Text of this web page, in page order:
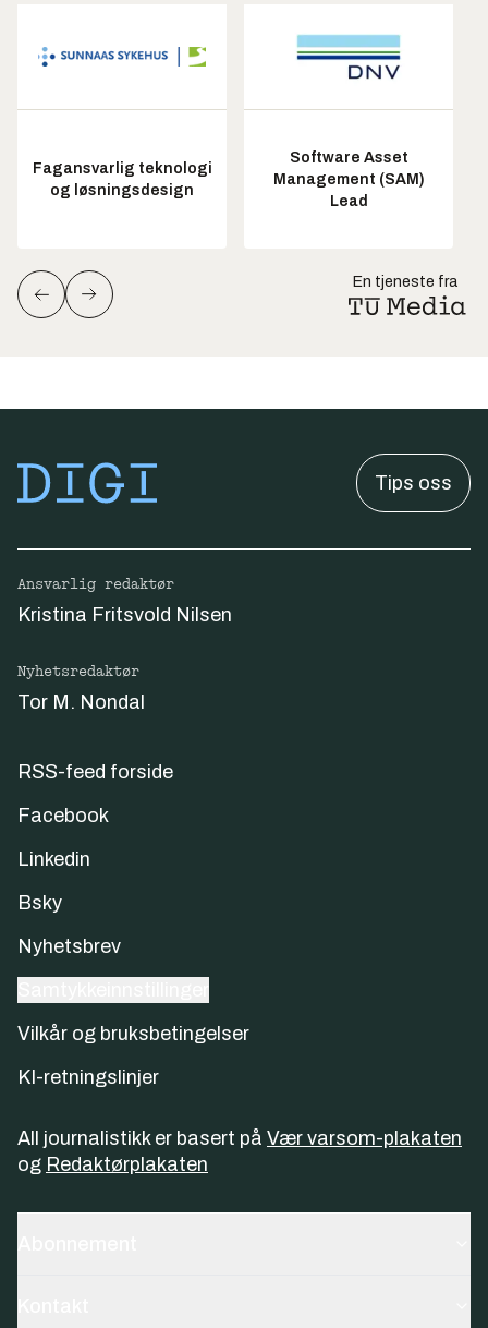
Fagansvarlig teknologi
og løsningsdesign
Software Asset
Management (SAM)
Lead
En tjeneste fra
Tips oss
Ansvarlig redaktør
Kristina Fritsvold Nilsen
Nyhetsredaktør
Tor M. Nondal
RSS-feed forside
Facebook
Linkedin
Bsky
Nyhetsbrev
Vilkår og bruksbetingelser
KI-retningslinjer
All journalistikk er basert på Vær varsom-plakaten
og Redaktørplakaten